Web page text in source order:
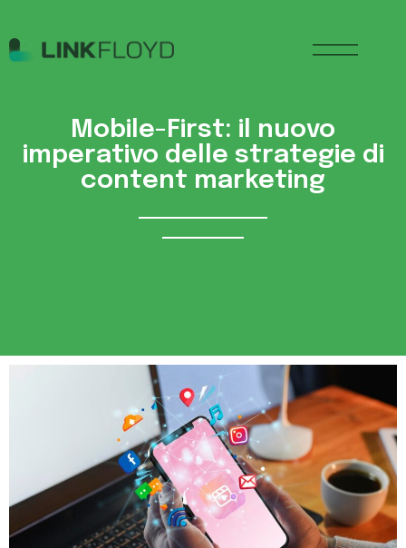
Mobile-First: il nuovo
imperativo delle strategie di
content marketing